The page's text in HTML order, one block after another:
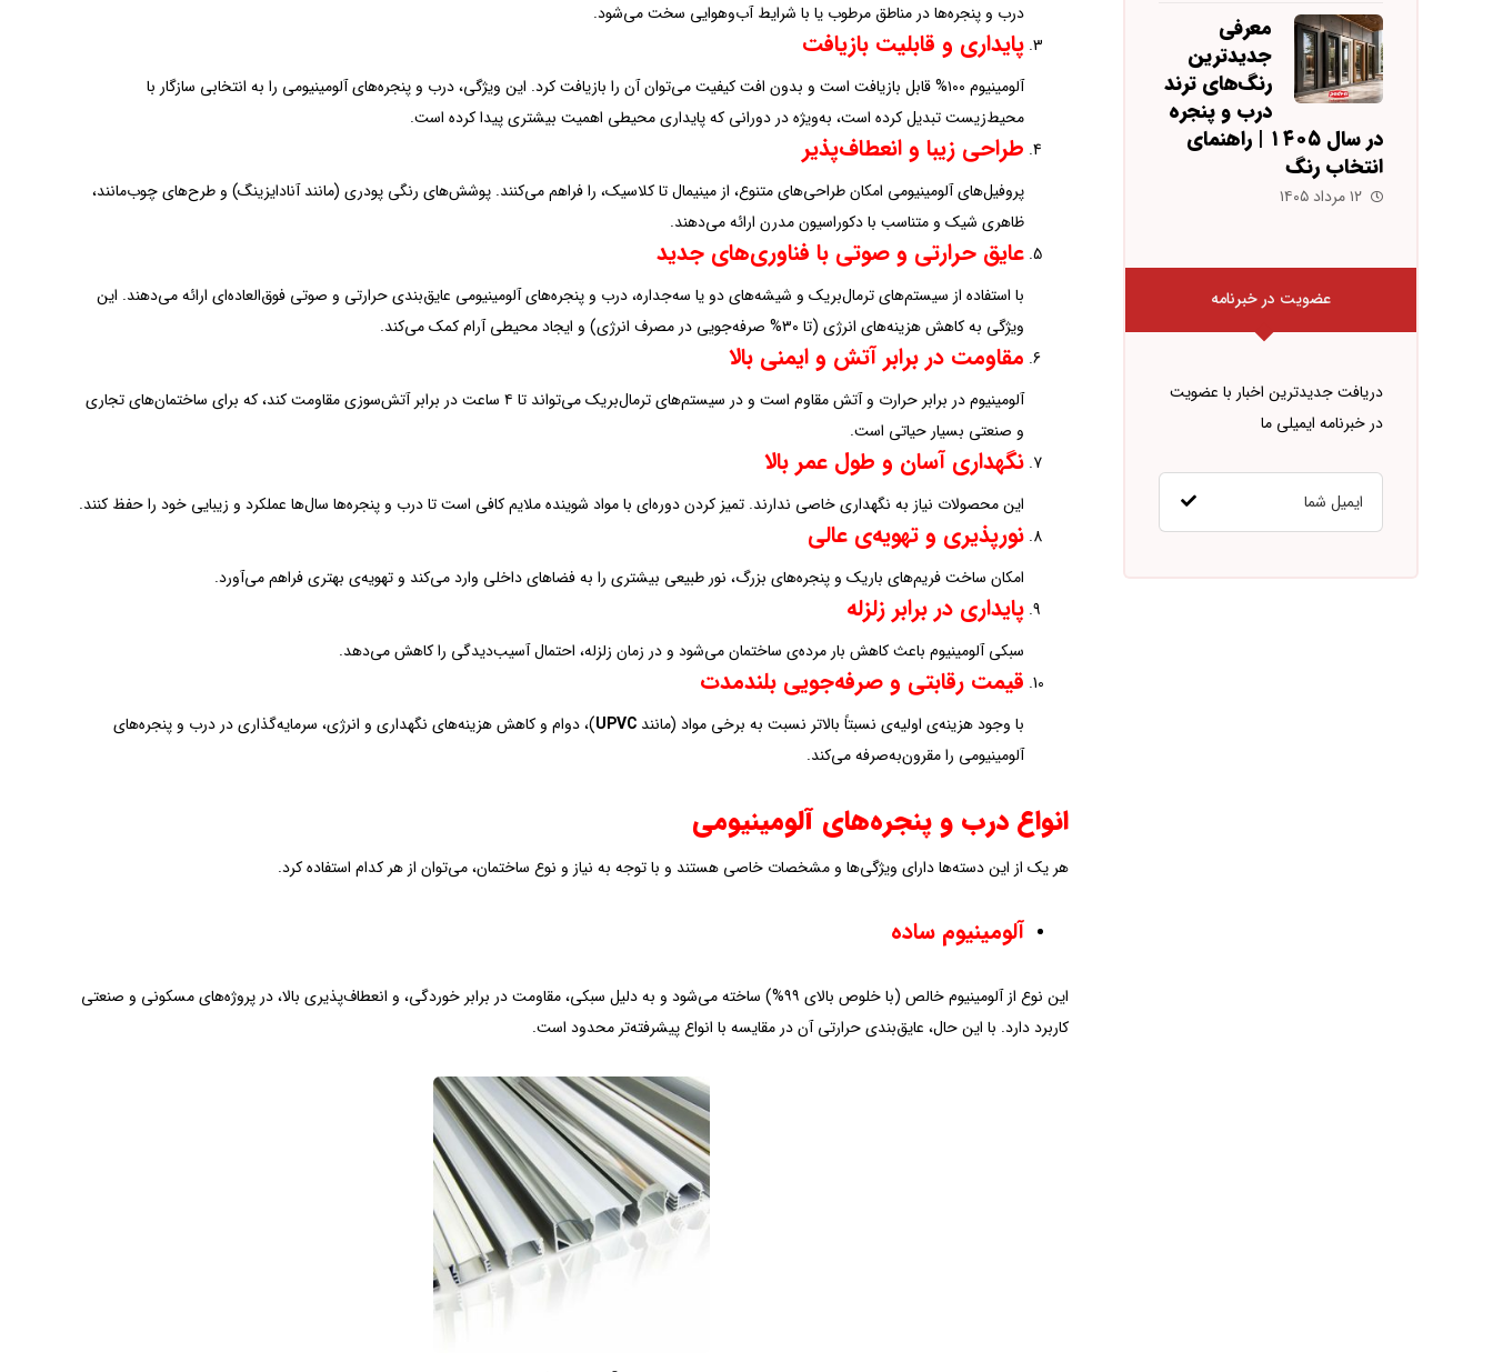
درب و پنجره‌ها در مناطق مرطوب یا با شرایط آب‌وهوایی سخت می‌شود.
پایداری و قابلیت بازیافت
آلومینیوم ۱۰۰% قابل بازیافت است و بدون افت کیفیت می‌توان آن را بازیافت کرد. این ویژگی، درب و پنجره‌های آلومینیومی را به انتخابی سازگار با
محیط‌زیست تبدیل کرده است، به‌ویژه در دورانی که پایداری محیطی اهمیت بیشتری پیدا کرده است.
طراحی زیبا و انعطاف‌پذیر
پروفیل‌های آلومینیومی امکان طراحی‌های متنوع، از مینیمال تا کلاسیک، را فراهم می‌کنند. پوشش‌های رنگی پودری (مانند آنادایزینگ) و طرح‌های چوب‌مانند،
ظاهری شیک و متناسب با دکوراسیون مدرن ارائه می‌دهند.
عایق حرارتی و صوتی با فناوری‌های جدید
با استفاده از سیستم‌های ترمال‌بریک و شیشه‌های دو یا سه‌جداره، درب و پنجره‌های آلومینیومی عایق‌بندی حرارتی و صوتی فوق‌العاده‌ای ارائه می‌دهند. این
ویژگی به کاهش هزینه‌های انرژی (تا ۳۰% صرفه‌جویی در مصرف انرژی) و ایجاد محیطی آرام کمک می‌کند.
مقاومت در برابر آتش و ایمنی بالا
آلومینیوم در برابر حرارت و آتش مقاوم است و در سیستم‌های ترمال‌بریک می‌تواند تا ۴ ساعت در برابر آتش‌سوزی مقاومت کند، که برای ساختمان‌های تجاری
و صنعتی بسیار حیاتی است.
نگهداری آسان و طول عمر بالا
این محصولات نیاز به نگهداری خاصی ندارند. تمیز کردن دوره‌ای با مواد شوینده ملایم کافی است تا درب و پنجره‌ها سال‌ها عملکرد و زیبایی خود را حفظ کنند.
نورپذیری و تهویه‌ی عالی
امکان ساخت فریم‌های باریک و پنجره‌های بزرگ، نور طبیعی بیشتری را به فضاهای داخلی وارد می‌کند و تهویه‌ی بهتری فراهم می‌آورد.
پایداری در برابر زلزله
سبکی آلومینیوم باعث کاهش بار مرده‌ی ساختمان می‌شود و در زمان زلزله، احتمال آسیب‌دیدگی را کاهش می‌دهد.
قیمت رقابتی و صرفه‌جویی بلندمدت
با وجود هزینه‌ی اولیه‌ی نسبتاً بالاتر نسبت به برخی مواد (مانند UPVC)، دوام و کاهش هزینه‌های نگهداری و انرژی، سرمایه‌گذاری در درب و پنجره‌های
آلومینیومی را مقرون‌به‌صرفه می‌کند.
انواع درب و پنجره‌های آلومینیومی
هر یک از این دسته‌ها دارای ویژگی‌ها و مشخصات خاصی هستند و با توجه به نیاز و نوع ساختمان، می‌توان از هر کدام استفاده کرد.
آلومینیوم ساده
این نوع از آلومینیوم خالص (با خلوص بالای ۹۹%) ساخته می‌شود و به دلیل سبکی، مقاومت در برابر خوردگی، و انعطاف‌پذیری بالا، در پروژه‌های مسکونی و صنعتی
کاربرد دارد. با این حال، عایق‌بندی حرارتی آن در مقایسه با انواع پیشرفته‌تر محدود است.
معرفی
جدیدترین
رنگ‌های ترند
درب و پنجره
در سال ۱۴۰۵ | راهنمای
انتخاب رنگ
۱۲ مرداد ۱۴۰۵
عضویت در خبرنامه
دریافت جدیدترین اخبار با عضویت
در خبرنامه ایمیلی ما